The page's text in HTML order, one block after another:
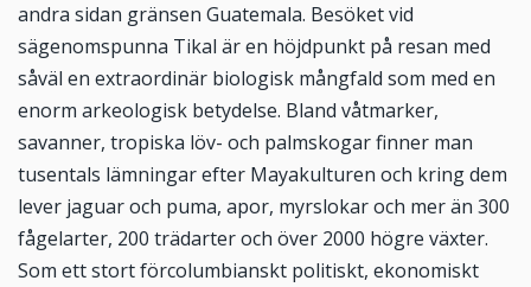
andra sidan gränsen Guatemala. Besöket vid
sägenomspunna Tikal är en höjdpunkt på resan med
såväl en extraordinär biologisk mångfald som med en
enorm arkeologisk betydelse. Bland våtmarker,
savanner, tropiska löv- och palmskogar finner man
tusentals lämningar efter Mayakulturen och kring dem
lever jaguar och puma, apor, myrslokar och mer än 300
fågelarter, 200 trädarter och över 2000 högre växter.
Som ett stort förcolumbianskt politiskt, ekonomiskt